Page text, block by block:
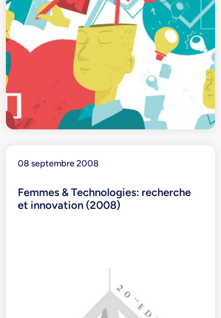
08 septembre 2008
Femmes & Technologies: recherche
et innovation (2008)